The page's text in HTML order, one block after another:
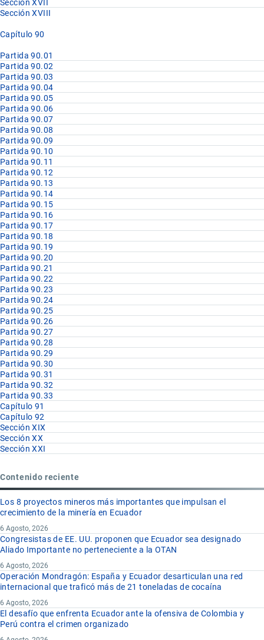
Sección XVII
Sección XVIII
Capítulo 90
Partida 90.01
Partida 90.02
Partida 90.03
Partida 90.04
Partida 90.05
Partida 90.06
Partida 90.07
Partida 90.08
Partida 90.09
Partida 90.10
Partida 90.11
Partida 90.12
Partida 90.13
Partida 90.14
Partida 90.15
Partida 90.16
Partida 90.17
Partida 90.18
Partida 90.19
Partida 90.20
Partida 90.21
Partida 90.22
Partida 90.23
Partida 90.24
Partida 90.25
Partida 90.26
Partida 90.27
Partida 90.28
Partida 90.29
Partida 90.30
Partida 90.31
Partida 90.32
Partida 90.33
Capítulo 91
Capítulo 92
Sección XIX
Sección XX
Sección XXI
Contenido reciente
Los 8 proyectos mineros más importantes que impulsan el
crecimiento de la minería en Ecuador
6 Agosto, 2026
Congresistas de EE. UU. proponen que Ecuador sea designado
Aliado Importante no perteneciente a la OTAN
6 Agosto, 2026
Operación Mondragón: España y Ecuador desarticulan una red
internacional que traficó más de 21 toneladas de cocaína
6 Agosto, 2026
El desafío que enfrenta Ecuador ante la ofensiva de Colombia y
Perú contra el crimen organizado